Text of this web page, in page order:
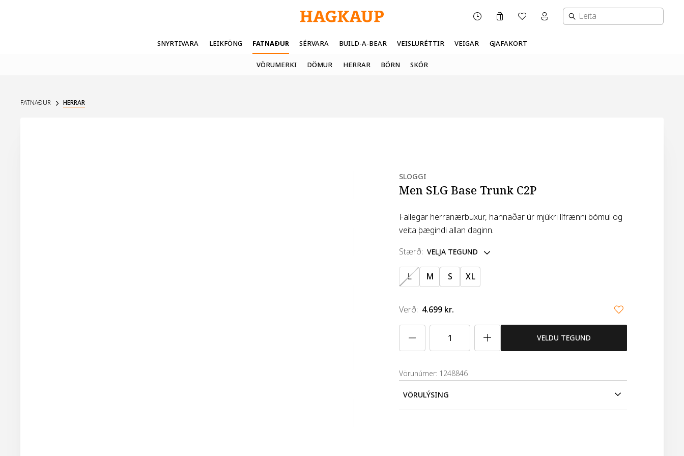
Karfa ÓskalistiMínar síður valmynd
SNYRTIVARA LEIKFÖNG FATNAÐUR SÉRVARA BUILD-A-BEAR VEISLURÉTTIR VEIGAR GJAFAKORT
VÖRUMERKI DÖMUR HERRAR BÖRN SKÓR
FATNAÐUR HERRAR
SLOGGI
Men SLG Base Trunk C2P
Fallegar herranærbuxur, hannaðar úr mjúkri lífrænni bómul og
veita þægindi allan daginn.
stærð: VELJA TEGUND
L M S XL
Verð: 4.699 kr.
VELDU TEGUND
Vörunúmer: 1248846
VÖRULÝSING